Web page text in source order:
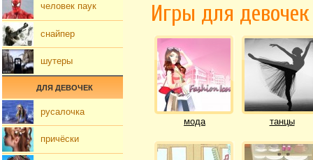
Игры для девочек
мода танцы
человек паук
снайпер
шутеры
ДЛЯ ДЕВОЧЕК
русалочка
причёски